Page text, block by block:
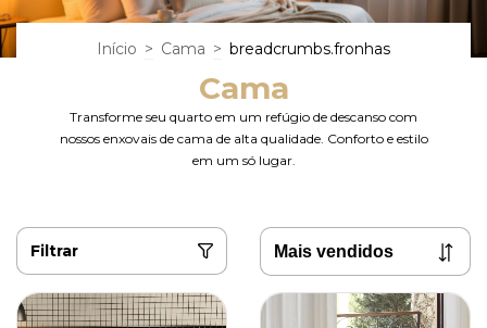
Início > Cama > breadcrumbs.fronhas
Cama
Transforme seu quarto em um refúgio de descanso com
nossos enxovais de cama de alta qualidade. Conforto e estilo
em um só lugar.
Filtrar